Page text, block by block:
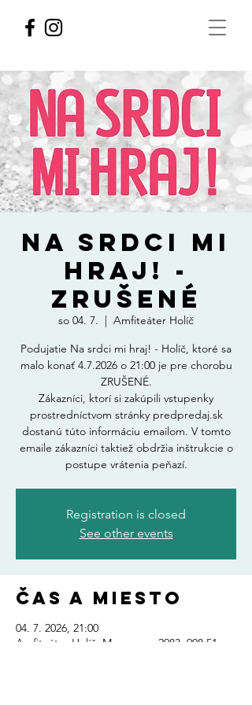
NA SRDCI MI
HRAJ! -
ZRUŠENÉ
so 04. 7.
  |
Amfiteáter Holíč
Podujatie Na srdci mi hraj! - Holíč, ktoré sa
malo konať 4.7.2026 o 21:00 je pre chorobu
ZRUŠENÉ.
Zákazníci, ktorí si zakúpili vstupenky
prostredníctvom stránky predpredaj.sk
dostanú túto informáciu emailom. V tomto
emaile zákazníci taktiež obdržia inštrukcie o
postupe vrátenia peňazí.
Registration is closed
See other events
Čas a miesto
04. 7. 2026, 21:00
Amfiteáter Holíč, Moyzesova 2983, 908 51